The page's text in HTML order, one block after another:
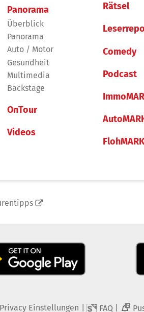
Panorama
Überblick
Panorama
Auto / Motor
Gesundheit
Multimedia
Backstage
OnTour
Videos
Rätsel
Comedy
Podcast
Privacy Einstellungen FAQ 2